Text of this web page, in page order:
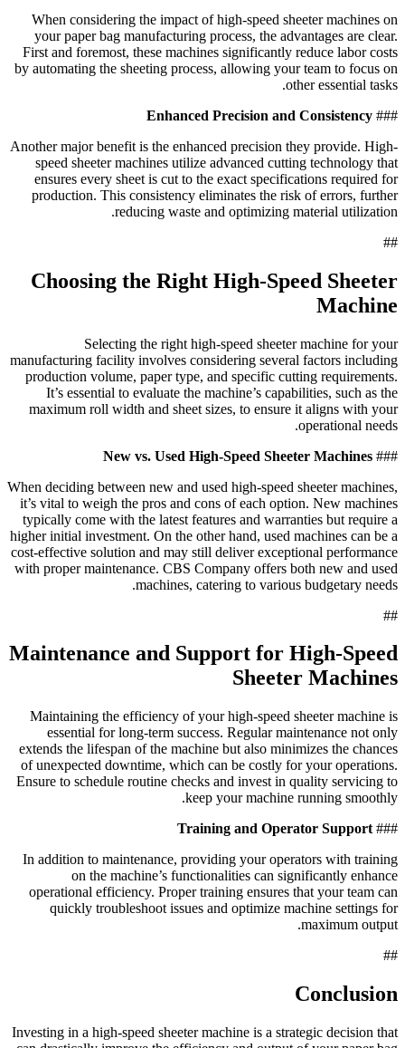
When considering the impact of high-speed sheeter machines on
your paper bag manufacturing process, the advantages are clear.
First and foremost, these machines significantly reduce labor costs
by automating the sheeting process, allowing your team to focus on
other essential tasks.
###
Enhanced Precision and Consistency
Another major benefit is the enhanced precision they provide. High-
speed sheeter machines utilize advanced cutting technology that
ensures every sheet is cut to the exact specifications required for
production. This consistency eliminates the risk of errors, further
reducing waste and optimizing material utilization.
##
Choosing the Right High-Speed Sheeter
Machine
Selecting the right high-speed sheeter machine for your
manufacturing facility involves considering several factors including
production volume, paper type, and specific cutting requirements.
It’s essential to evaluate the machine’s capabilities, such as the
maximum roll width and sheet sizes, to ensure it aligns with your
operational needs.
###
New vs. Used High-Speed Sheeter Machines
When deciding between new and used high-speed sheeter machines,
it’s vital to weigh the pros and cons of each option. New machines
typically come with the latest features and warranties but require a
higher initial investment. On the other hand, used machines can be a
cost-effective solution and may still deliver exceptional performance
with proper maintenance. CBS Company offers both new and used
machines, catering to various budgetary needs.
##
Maintenance and Support for High-Speed
Sheeter Machines
Maintaining the efficiency of your high-speed sheeter machine is
essential for long-term success. Regular maintenance not only
extends the lifespan of the machine but also minimizes the chances
of unexpected downtime, which can be costly for your operations.
Ensure to schedule routine checks and invest in quality servicing to
keep your machine running smoothly.
###
Training and Operator Support
In addition to maintenance, providing your operators with training
on the machine’s functionalities can significantly enhance
operational efficiency. Proper training ensures that your team can
quickly troubleshoot issues and optimize machine settings for
maximum output.
##
Conclusion
Investing in a high-speed sheeter machine is a strategic decision that